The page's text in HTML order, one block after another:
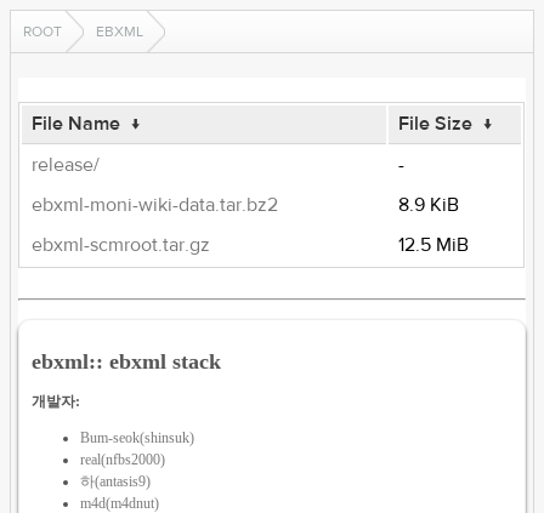
ROOT EBXML
File Name ↓ File Size ↓
release/
-
ebxml-moni-wiki-data.tar.bz2
8.9 KiB
ebxml-scmroot.tar.gz
12.5 MiB
ebxml:: ebxml stack
개발자:
Bum-seok(shinsuk)
real(nfbs2000)
하(antasis9)
m4d(m4dnut)